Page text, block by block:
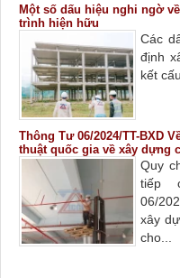
Một số dấu hiệu nghi ngờ
trình hiện hữu
Các
định
kết
Thông Tư 06/2024/TT-BXD
thuật quốc gia về xây dựng
Quy
tiếp
06/
xây
cho...